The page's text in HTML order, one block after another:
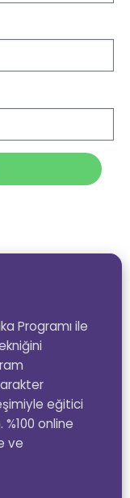
Programı ile
eğitici
online
ve